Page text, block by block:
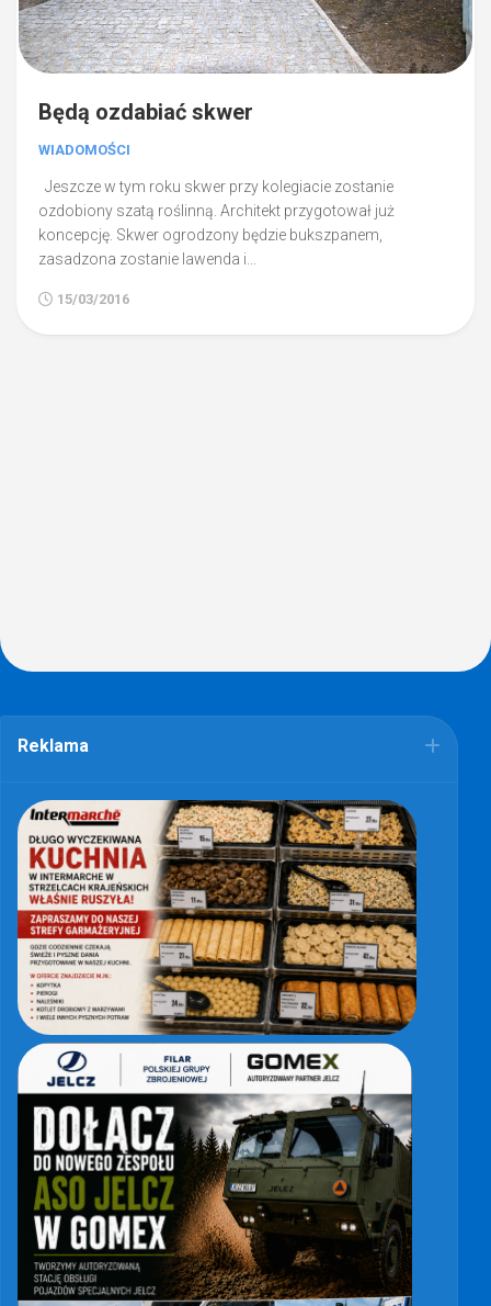
Będą ozdabiać skwer
WIADOMOŚCI
Jeszcze w tym roku skwer przy kolegiacie zostanie
ozdobiony szatą roślinną. Architekt przygotował już
koncepcję. Skwer ogrodzony będzie bukszpanem,
zasadzona zostanie lawenda i...
15/03/2016
Reklama